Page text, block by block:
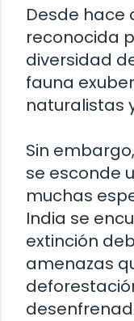
Desde hace
reconocida
diversidad
fauna
naturalistas
Sin
se esconde
muchas
India se
extinción
amenazas